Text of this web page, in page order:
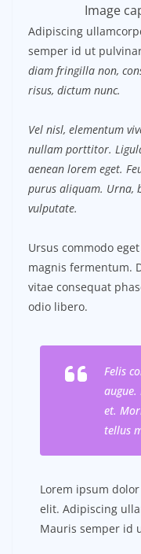
Image
Adipiscing
semper id ut
diam fringilla non,
risus, dictum nunc.
Vel nisl, elementum
nullam porttitor.
aenean lorem eget.
purus aliquam. Urna,
vulputate.
Ursus commodo
magnis fermentum.
vitae consequat
odio libero.
Felis
et.
tellus
Lorem ipsum
elit. Adipiscing
Mauris semper id